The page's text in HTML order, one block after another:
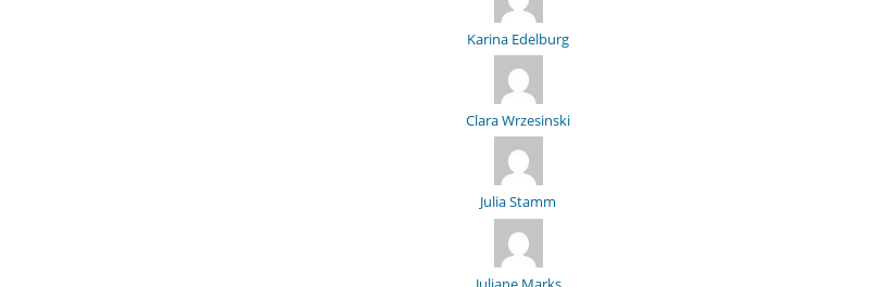
Karina Edelburg
Clara Wrzesinski
Julia Stamm